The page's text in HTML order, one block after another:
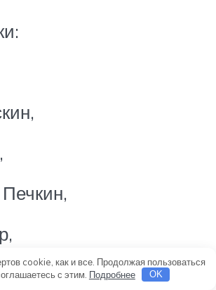
cookie, как и все. Продолжая пользоваться
с этим. Подробнее OK